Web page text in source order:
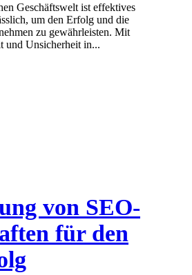
Geschäftswelt ist effektives
um den Erfolg und die
zu gewährleisten. Mit
und Unsicherheit in...
von SEO-
für den